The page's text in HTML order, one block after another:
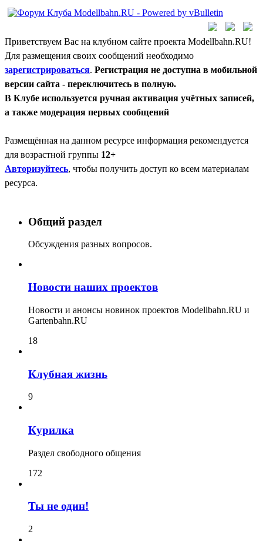
Приветствуем Вас на клубном сайте проекта Modellbahn.RU!
Для размещения своих сообщений необходимо
зарегистрироваться. Регистрация не доступна в мобильной
версии сайта - переключитесь в полную.
В Клубе используется ручная активация учётных записей,
а также модерация первых сообщений
Размещённая на данном ресурсе информация рекомендуется
для возрастной группы 12+
Авторизуйтесь, чтобы получить доступ ко всем материалам
ресурса.
Общий раздел
Обсуждения разных вопросов.
Новости наших проектов
Новости и анонсы новинок проектов Modellbahn.RU и
Gartenbahn.RU
18
Клубная жизнь
9
Курилка
Раздел свободного общения
172
Ты не один!
2